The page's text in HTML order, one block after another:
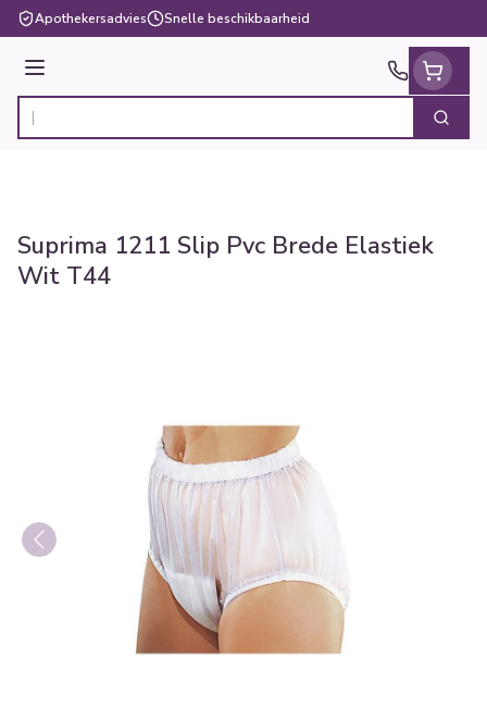
Ga naar de inhoud
Apothekersadvies Snelle beschikbaarheid
Menu
Product, merk, categorie... Zoek
Suprima 1211 Slip Pvc Brede Elastiek
Wit T44